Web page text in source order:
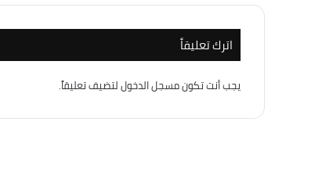
منذ 3 أسابيع
إسرائيل الكبرى… والمكر الأمريكي هل
اترك تعليقاً
يجب أنت تكونمسجل الدخوللتضيف تعليقاً.